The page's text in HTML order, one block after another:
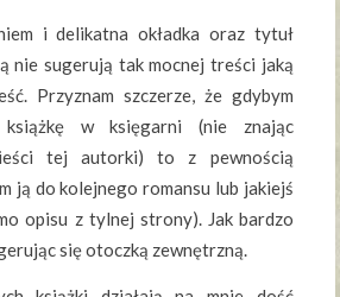
i delikatna okładka oraz tytuł
nie sugerują tak mocnej treści jaką
Przyznam szczerze, że gdybym
w księgarni (nie znając
tej autorki) to z pewnością
ją do kolejnego romansu lub jakiejś
opisu z tylnej strony). Jak bardzo
się otoczką zewnętrzną.